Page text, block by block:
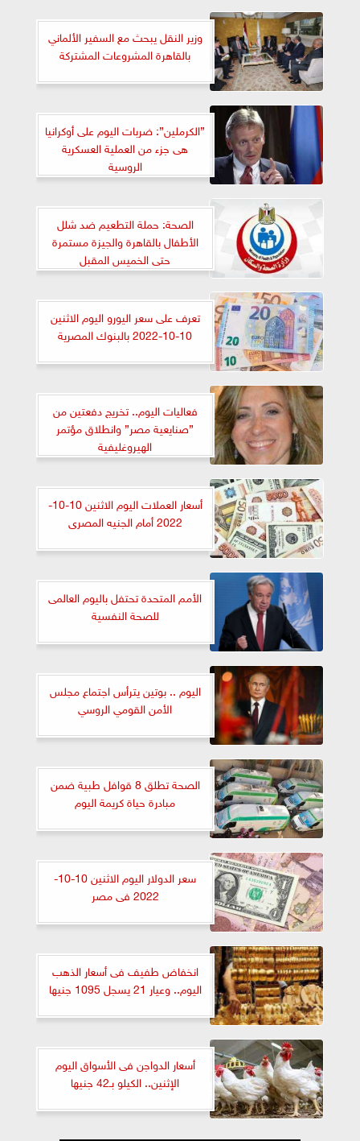
وزير النقل يبحث مع السفير الألماني
بالقاهرة المشروعات المشتركة
”الكرملين”: ضربات اليوم على أوكرانيا
هى جزء من العملية العسكرية
الروسية
الصحة: حملة التطعيم ضد شلل
الأطفال بالقاهرة والجيزة مستمرة
حتى الخميس المقبل
تعرف على سعر اليورو اليوم الاثنين
10-10-2022 بالبنوك المصرية
فعاليات اليوم.. تخريج دفعتين من
”صنايعية مصر” وانطلاق مؤتمر
الهيروغليفية
أسعار العملات اليوم الاثنين 10-10-
2022 أمام الجنيه المصرى
الأمم المتحدة تحتفل باليوم العالمى
للصحة النفسية
اليوم .. بوتين يترأس اجتماع مجلس
الأمن القومي الروسي
الصحة تطلق 8 قوافل طبية ضمن
مبادرة حياة كريمة اليوم
سعر الدولار اليوم الاثنين 10-10-
2022 فى مصر
انخفاض طفيف فى أسعار الذهب
اليوم.. وعيار 21 يسجل 1095 جنيها
أسعار الدواجن فى الأسواق اليوم
الإثنين.. الكيلو بـ42 جنيها